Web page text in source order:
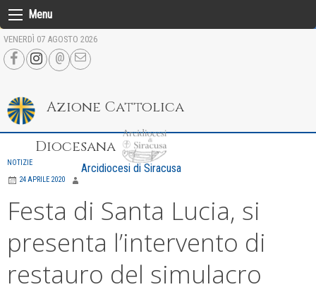
Skip
to
content
Menu
VENERDÌ 07 AGOSTO 2026
Azione Cattolica
Diocesana
Arcidiocesi di Siracusa
NOTIZIE
24 APRILE 2020
Festa di Santa Lucia, si
presenta l’intervento di
restauro del simulacro